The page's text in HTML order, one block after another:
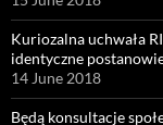
Kuriozalna uchwała
identyczne
14 June 2018
Będą konsultacje